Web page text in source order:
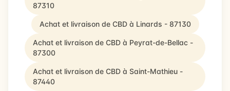
87310
Achat et livraison de CBD à Linards - 87130
Achat et livraison de CBD à Peyrat-de-Bellac -
87300
Achat et livraison de CBD à Saint-Mathieu -
87440